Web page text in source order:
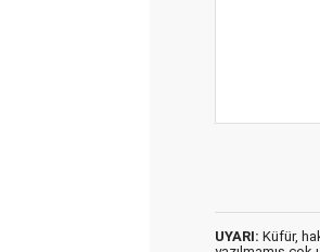
UYARI: Küfür,